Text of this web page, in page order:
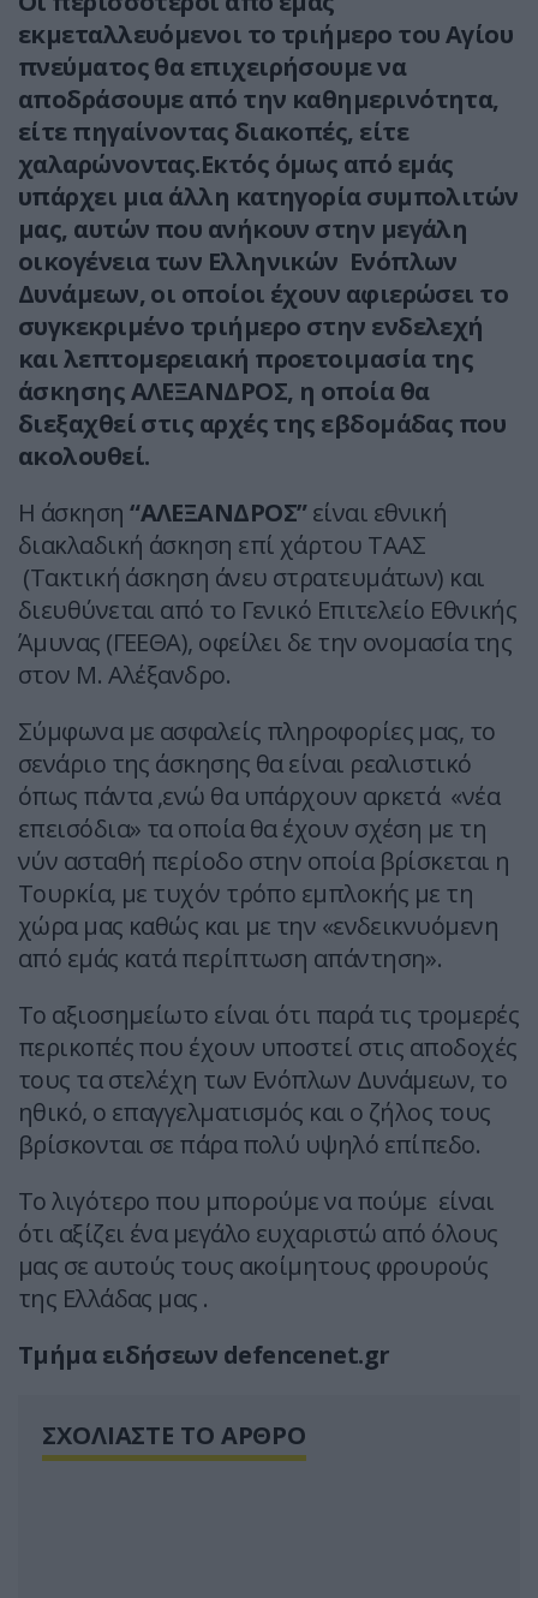
εκμεταλλευόμενοι το τριήμερο του Αγίου
πνεύματος θα επιχειρήσουμε να
αποδράσουμε από την καθημερινότητα,
είτε πηγαίνοντας διακοπές, είτε
χαλαρώνοντας.Εκτός όμως από εμάς
υπάρχει μια άλλη κατηγορία συμπολιτών
μας, αυτών που ανήκουν στην μεγάλη
οικογένεια των Ελληνικών Ενόπλων
Δυνάμεων, οι οποίοι έχουν αφιερώσει το
συγκεκριμένο τριήμερο στην ενδελεχή
και λεπτομερειακή προετοιμασία της
άσκησης ΑΛΕΞΑΝΔΡΟΣ, η οποία θα
διεξαχθεί στις αρχές της εβδομάδας που
ακολουθεί.
Η άσκηση“ΑΛΕΞΑΝΔΡΟΣ”είναι εθνική
διακλαδική άσκηση επί χάρτου ΤΑΑΣ
(Τακτική άσκηση άνευ στρατευμάτων) και
διευθύνεται από το Γενικό Επιτελείο Εθνικής
Άμυνας (ΓΕΕΘΑ), οφείλει δε την ονομασία της
στον Μ. Αλέξανδρο.
Σύμφωνα με ασφαλείς πληροφορίες μας, το
σενάριο της άσκησης θα είναι ρεαλιστικό
όπως πάντα ,ενώ θα υπάρχουν αρκετά «νέα
επεισόδια» τα οποία θα έχουν σχέση με τη
νύν ασταθή περίοδο στην οποία βρίσκεται η
Τουρκία, με τυχόν τρόπο εμπλοκής με τη
χώρα μας καθώς και με την «ενδεικνυόμενη
από εμάς κατά περίπτωση απάντηση».
Το αξιοσημείωτο είναι ότι παρά τις τρομερές
περικοπές που έχουν υποστεί στις αποδοχές
τους τα στελέχη των Ενόπλων Δυνάμεων, το
ηθικό, ο επαγγελματισμός και ο ζήλος τους
βρίσκονται σε πάρα πολύ υψηλό επίπεδο.
Το λιγότερο που μπορούμε να πούμε είναι
ότι αξίζει ένα μεγάλο ευχαριστώ από όλους
μας σε αυτούς τους ακοίμητους φρουρούς
της Ελλάδας μας .
Τμήμα ειδήσεων defencenet.gr
ΣΧΟΛΙΑΣΤΕ ΤΟ ΑΡΘΡΟ